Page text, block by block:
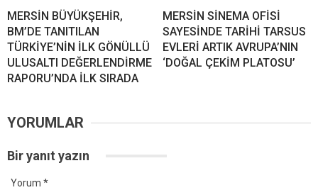
MERSİN BÜYÜKŞEHİR,
BM’DE TANITILAN
TÜRKİYE’NİN İLK GÖNÜLLÜ
ULUSALTI DEĞERLENDİRME
RAPORU’NDA İLK SIRADA
MERSİN SİNEMA OFİSİ
SAYESİNDE TARİHİ TARSUS
EVLERİ ARTIK AVRUPA’NIN
‘DOĞAL ÇEKİM PLATOSU’
YORUMLAR
Bir yanıt yazın
Yorum *